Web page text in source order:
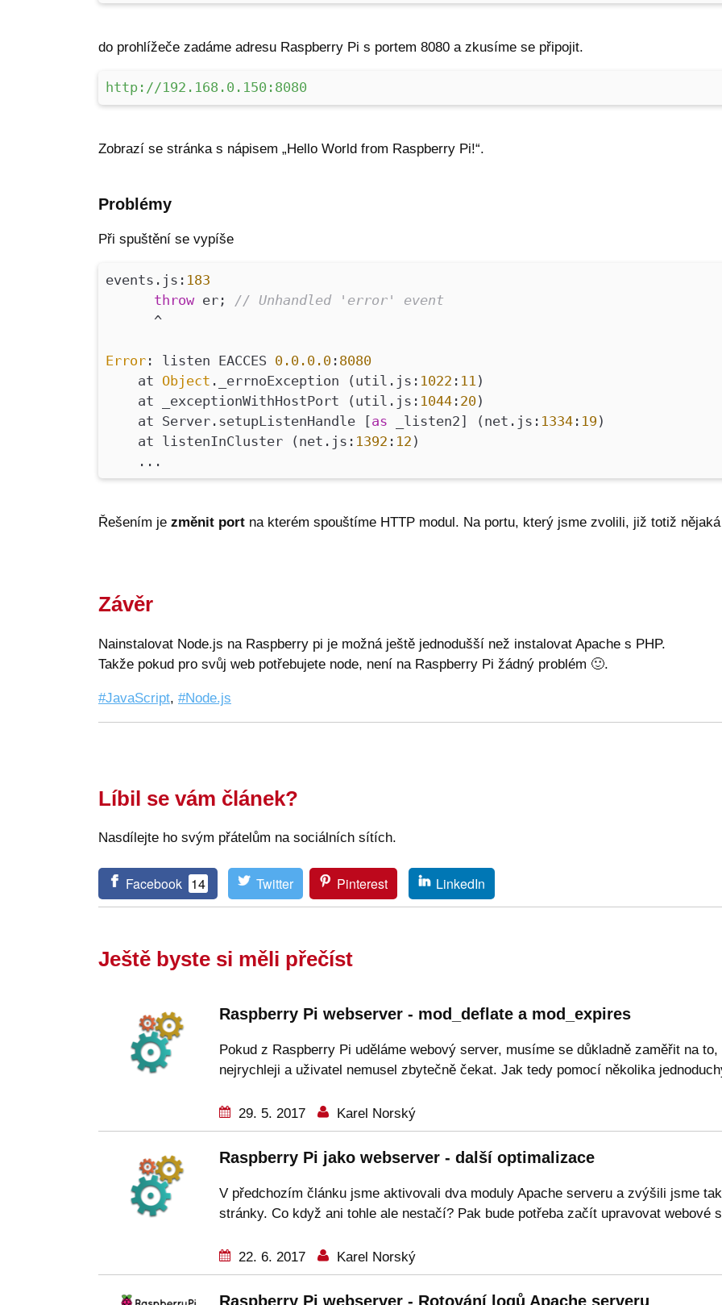
do prohlížeče zadáme adresu Raspberry Pi s portem 8080 a zkusíme se připojit.
http://192.168.0.150:8080
Zobrazí se stránka s nápisem „Hello World from Raspberry Pi!“.
Problémy
Při spuštění se vypíše
events.js: 183
thrower;
// Unhandled 'error' event
^
Error: listen EACCES 0.0.0.0: 8080
at Object ._errnoException (util.js: 1022 : 11 )
at _exceptionWithHostPort (util.js: 1044: 20)
at Server.setupListenHandle [as _listen2] (net.js: 1334: 19 )
at listenInCluster (net.js: 1392 : 12 )
...
Řešením je změnit port na kterém spouštíme HTTP modul. Na portu, který jsme zvolili, již totiž
Závěr
Nainstalovat Node.js na Raspberry pi je možná ještě jednodušší než instalovat Apache s PHP.
Takže pokud pro svůj web potřebujete node, není na Raspberry Pi žádný problém 🙂.
JavaScript, Node.js
Líbil se vám článek?
Nasdílejte ho svým přátelům na sociálních sítích.
Facebook 14 Twitter Pinterest LinkedIn
Ještě byste si měli přečíst
Raspberry Pi webserver - mod_deflate a mod_expires
Pokud z Raspberry Pi uděláme webový server, musíme se důkladně zaměřit na
nejrychleji a uživatel nemusel zbytečně čekat. Jak tedy pomocí několika
29. 5. 2017 Karel Norský
Raspberry Pi jako webserver - další optimalizace
V předchozím článku jsme aktivovali dva moduly Apache serveru a zvýšili jsme
stránky. Co když ani tohle ale nestačí? Pak bude potřeba začít upravovat webové
22. 6. 2017 Karel Norský
Raspberry Pi webserver - Rotování logů Apache serveru